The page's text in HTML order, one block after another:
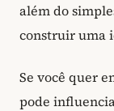
além do
construir uma
Se você quer
pode